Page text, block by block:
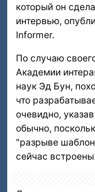
который он
интервью,
Informer.
По случаю
Академии
наук Эд Бун,
что
очевидно,
обычно,
"разрыве
сейчас